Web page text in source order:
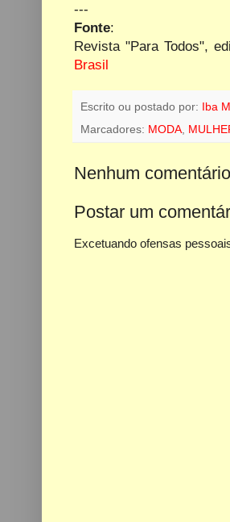
---
Fonte:
Revista "Para Todos",
Brasil
Escrito ou postado por: Iba
Marcadores: MODA
Nenhum
Postar um
Excetuando ofensas